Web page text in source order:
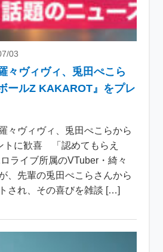
03
々ヴィヴィ、兎田ぺこら
ールZ KAKAROT』をプレ
々ヴィヴィ、兎田ぺこらから
トに歓喜 「認めてもらえ
ライブ所属のVTuber・綺々
、先輩の兎田ぺこらさんから
され、その喜びを雑談 […]